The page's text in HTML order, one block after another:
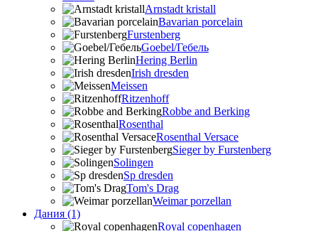
Arnstadt kristall
Bavarian porcelain
Furstenberg
Goebel/Гебель
Hering Berlin
Irish dresden
Meissen
Ritzenhoff
Robbe and Berking
Rosenthal
Rosenthal Versace
Sieger by Furstenberg
Solingen
Sp dresden
Tom's Drag
Weimar porzellan
Дания (1)
Royal copenhagen